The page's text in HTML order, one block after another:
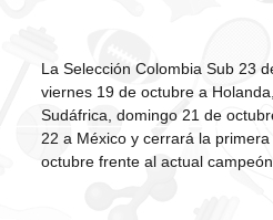
La Selección Colombia Sub 23
viernes 19 de octubre a
Sudáfrica, domingo 21 de
22 a México y cerrará la
octubre frente al actual